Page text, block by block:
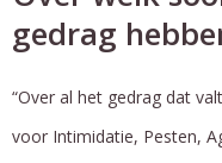
gedrag
“Over al het gedrag dat
voor Intimidatie, Pesten,